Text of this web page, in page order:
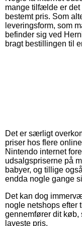
mange tilfælde er
bestemt pris. Som
leveringsform, som
befinder sig ved
bragt bestillingen til
Det er særligt
priser hos flere
Nintendo internet
udsalgspriserne på
babyer, og tillige
endda nogle gange
Det kan dog
nogle netshops efter
gennemfører dit køb,
laveste pris.